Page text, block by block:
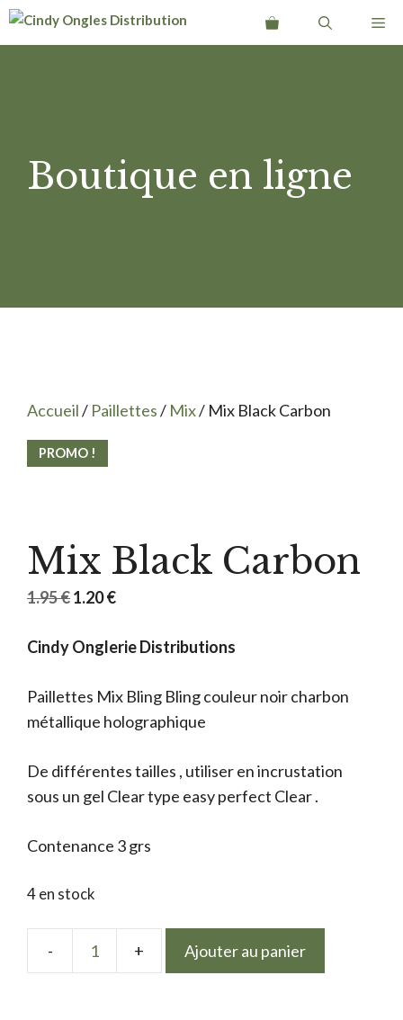
Aller
Boutique en ligne
Accueil/ Paillettes/ Mix/ Mix Black Carbon
PROMO !
Mix Black Carbon
1.95€Le
initial
1.95 €.
1.20€Le
actuel
1.20 €.
Cindy Onglerie Distributions
Paillettes Mix Bling Bling couleur noir charbon
métallique holographique
De différentes tailles , utiliser en incrustation
sous un gel Clear type easy perfect Clear .
Contenance 3 grs
4 en stock
quantité
Ajouter au panier